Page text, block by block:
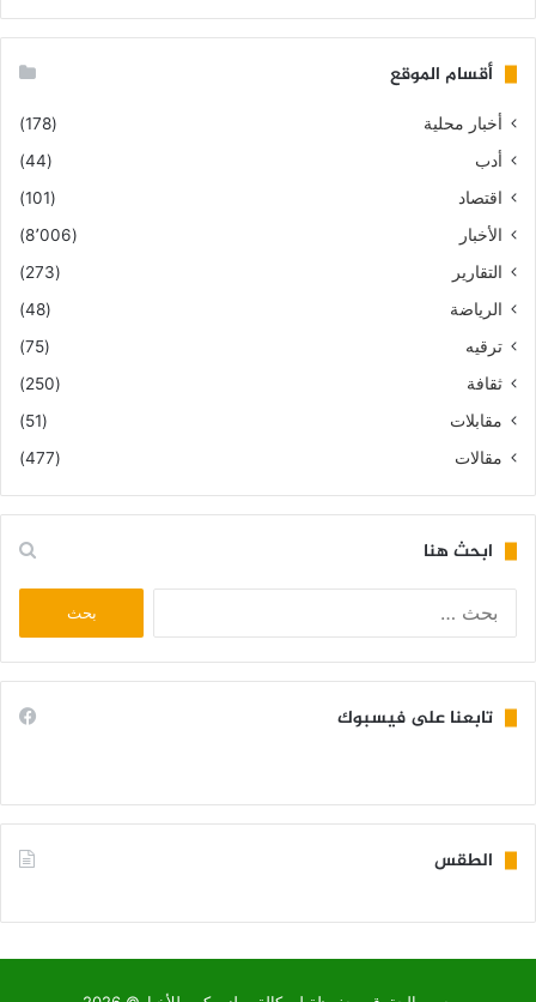
أقسام الموقع
أخبار محلية
(178)
أدب
(44)
اقتصاد
(101)
الأخبار
(8٬006)
التقارير
(273)
الرياضة
(48)
ترقيه
(75)
ثقافة
(250)
مقابلات
(51)
مقالات
(477)
ابحث هنا
تابعنا على فيسبوك
الطقس